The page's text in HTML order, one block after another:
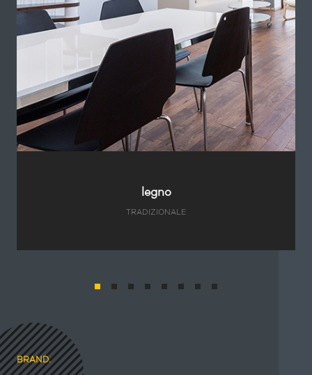
legno
TRADIZIONALE
BRAND.